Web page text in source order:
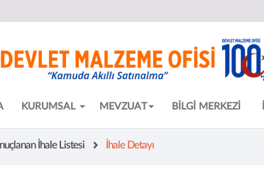
KURUMSAL MEVZUAT BİLGİ MERKEZİ
İhale Listesi İhale Detayı